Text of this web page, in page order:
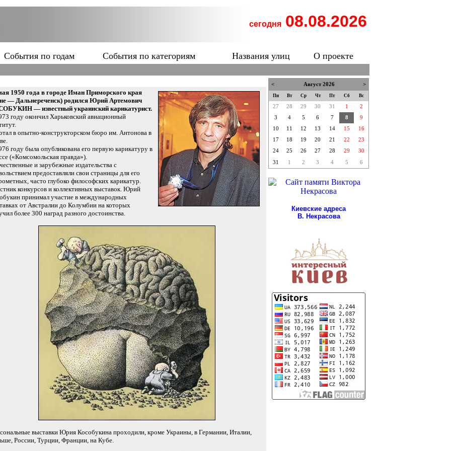
сегодня 08.08.2026
События по годам События по категориям Названия улиц
О проекте
1950 года в городе Иман Приморского края
— Дальнереченск) родился Юрий Артемович
— известный украинский карикатурист.
году окончил Харьковский авиационный
в опытно-конструкторском бюро им. Антонова в
году была опубликована его первую карикатуру в
(«Комсомольская правда»).
и зарубежные издательства с
предоставляли свои страницы для его
часто глубоко философских карикатур.
конкурсов и коллективных выставок. Юрий
принимал участие в международных
от Австралии до Колумбии на которых
более 300 наград разного достоинства.
выставки Юрия Кособукина проходили, кроме Украины, в Германии, Италии,
России, Турции, Франции, на Кубе.
< Август 2026 >
Пн Вт Ср Чт Пт Сб Вс
27 28 29 30 31 1
2
3
4 5 6 7 8
9
10
11 12 13 14 15
16
17
18 19 20 21 22
23
24
25 26 27 28 29 30
31 1 2 3 4 5 6
Киевские адреса
В. Некрасова